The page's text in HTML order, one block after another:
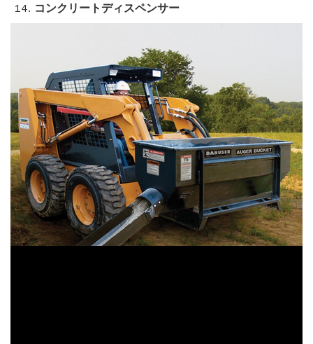
コンクリートディスペンサー